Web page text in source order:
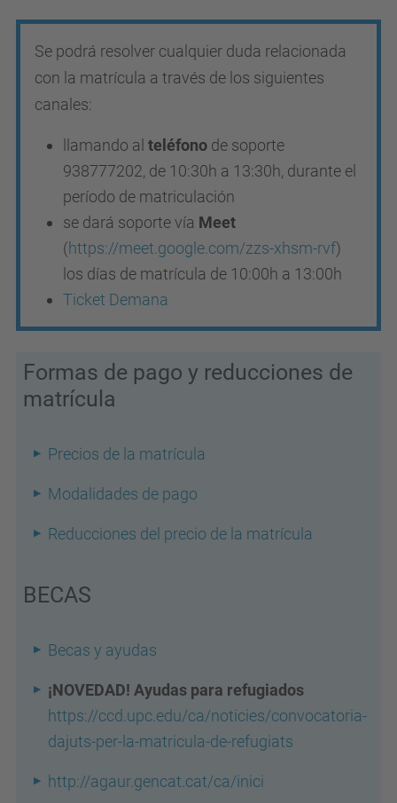
Se podrá resolver cualquier duda relacionada
con la matrícula a través de los siguientes
canales:
llamando al teléfono de soporte
938777202, de 10:30h a 13:30h, durante el
período de matriculación
se dará soporte vía Meet
(https://meet.google.com/zzs-xhsm-rvf)
los días de matrícula de 10:00h a 13:00h
Ticket Demana
Formas de pago y reducciones de
matrícula
Precios de la matrícula
Modalidades de pago
Reducciones del precio de la matrícula
BECAS
Becas y ayudas
¡NOVEDAD! Ayudas para refugiados
https://ccd.upc.edu/ca/noticies/convocatoria-
dajuts-per-la-matricula-de-refugiats
http://agaur.gencat.cat/ca/inici